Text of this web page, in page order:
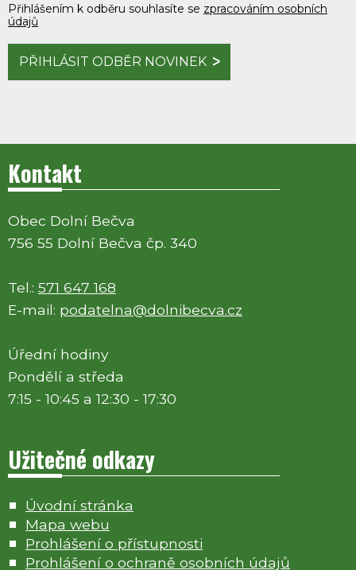
Přihlášením k odběru souhlasíte se zpracováním osobních
údajů
PŘIHLÁSIT ODBĚR NOVINEK
Kontakt
Obec Dolní Bečva
756 55 Dolní Bečva čp. 340
Tel.: 571 647 168
E-mail: podatelna@dolnibecva.cz
Úřední hodiny
Pondělí a středa
7:15 - 10:45 a 12:30 - 17:30
Užitečné odkazy
Úvodní stránka
Mapa webu
Prohlášení o přístupnosti
Prohlášení o ochraně osobních údajů